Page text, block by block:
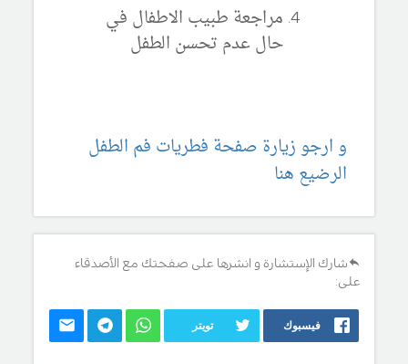
مراجعة طبيب الاطفال في
حال عدم تحسن الطفل
و ارجو زيارة صفحة فطريات فم الطفل
الرضيع هنا
شارك الإستشارة و انشرها على صفحتك مع الأصدقاء
على:
فيسبوك تويتر